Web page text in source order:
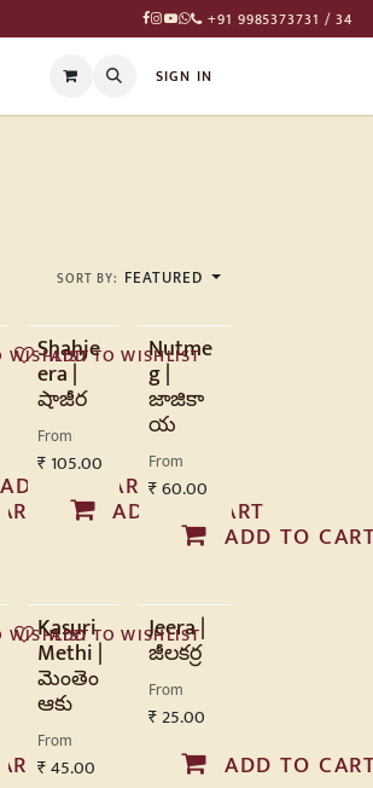
+91 9985373731 / 34
SIGN IN
SORT BY: FEATURED
ADD TO CART
Shahje
era |
షాజీర
From
₹ 105.00
ADD TO CART
WISHLIST Nutme
g |
జాజికా
య
From
₹60.00
ADD TO
ADD TO WISHLIST
Kasuri
Methi |
మెంతెం
ఆకు
From
₹45.00
WISHLIST Jeera |
జీలకర్ర
From
₹25.00
ADD TO
ADD TO WISHLIST